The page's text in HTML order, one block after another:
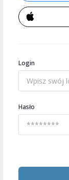
Login
Hasło